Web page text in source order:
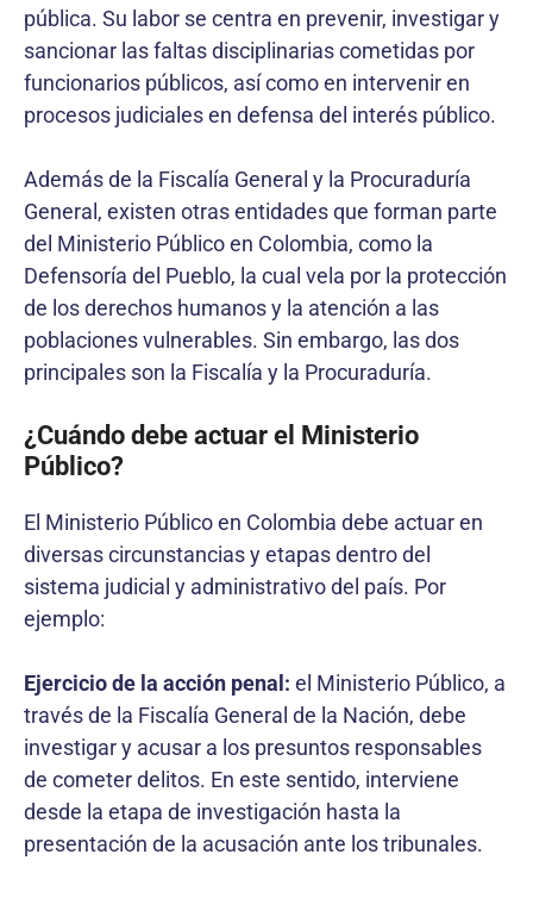
pública. Su labor se centra en prevenir, investigar y
sancionar las faltas disciplinarias cometidas por
funcionarios públicos, así como en intervenir en
procesos judiciales en defensa del interés público.
Además de la Fiscalía General y la Procuraduría
General, existen otras entidades que forman parte
del Ministerio Público en Colombia, como la
Defensoría del Pueblo, la cual vela por la protección
de los derechos humanos y la atención a las
poblaciones vulnerables. Sin embargo, las dos
principales son la Fiscalía y la Procuraduría.
¿Cuándo debe actuar el Ministerio
Público?
El Ministerio Público en Colombia debe actuar en
diversas circunstancias y etapas dentro del
sistema judicial y administrativo del país. Por
ejemplo:
Ejercicio de la acción penal: el Ministerio Público, a
través de la Fiscalía General de la Nación, debe
investigar y acusar a los presuntos responsables
de cometer delitos. En este sentido, interviene
desde la etapa de investigación hasta la
presentación de la acusación ante los tribunales.